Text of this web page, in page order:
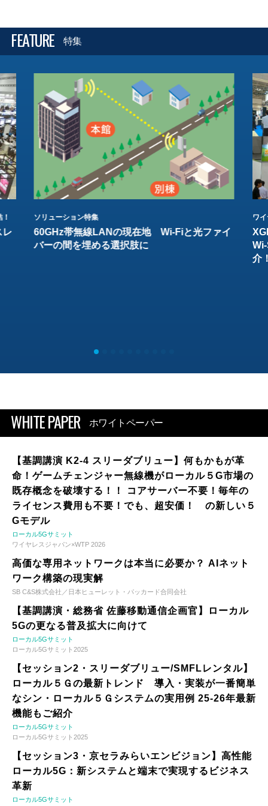
FEATURE 特集
レ
ソリューション特集
60GHz帯無線LANの現在地 Wi-Fiと光ファイ
バーの間を埋める選択肢に
ワ
介
WHITE PAPER ホワイトペーパー
【基調講演 K2-4 スリーダブリュー】何もかもが革
命！ゲームチェンジャー無線機がローカル５G市場の
既存概念を破壊する！！ コアサーバー不要！毎年の
ライセンス費用も不要！でも、超安価！ の新しい５
Gモデル
ローカル5Gサミット
ワイヤレスジャパン×WTP 2026
高価な専用ネットワークは本当に必要か？ AIネット
ワーク構築の現実解
SB C&S株式会社／日本ヒューレット・パッカード合同会社
【基調講演・総務省 佐藤移動通信企画官】ローカル
5Gの更なる普及拡大に向けて
ローカル5Gサミット
ローカル5Gサミット2025
【セッション2・スリーダブリュー/SMFLレンタル】
ローカル５Ｇの最新トレンド 導入・実装が一番簡単
なシン・ローカル５Ｇシステムの実用例 25-26年最新
機能もご紹介
ローカル5Gサミット
ローカル5Gサミット2025
【セッション3・京セラみらいエンビジョン】高性能
ローカル5G：新システムと端末で実現するビジネス
革新
ローカル5Gサミット